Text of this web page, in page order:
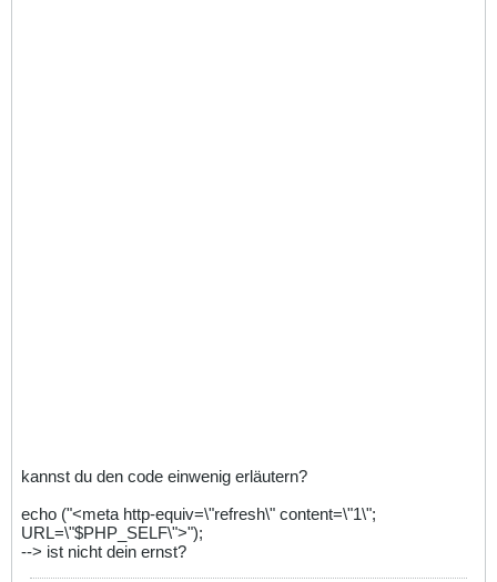
kannst du den code einwenig erläutern?
echo ("<meta http-equiv=\"refresh\" content=\"1\";
URL=\"$PHP_SELF\">");
--> ist nicht dein ernst?